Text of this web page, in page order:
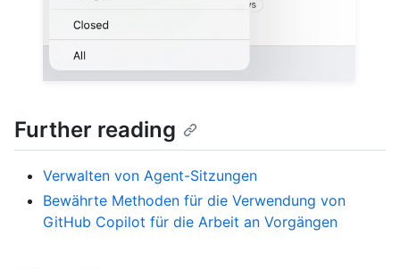
Further reading
Verwalten von Agent-Sitzungen
Bewährte Methoden für die Verwendung von
GitHub Copilot für die Arbeit an Vorgängen